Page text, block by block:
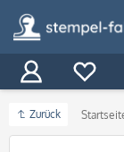
Zurück
Filter